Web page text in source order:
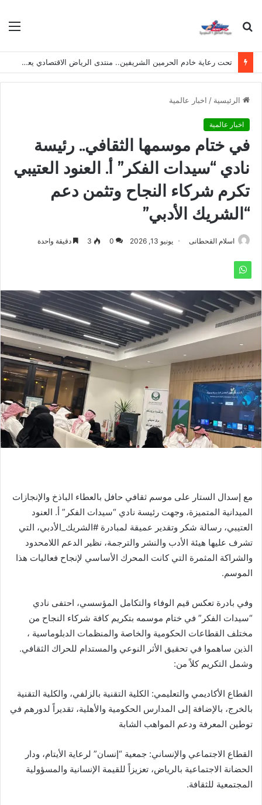
بحث
تحت رعاية خادم الحرمين الشريفين.. منتدى الرياض الاقتصادي يعقد دورته الـ(12) أكتوبر القادم
الرئيسية / اخبار عالمية
اخبار عالمية
في ختام موسمها الثقافي.. رئيسة
نادي “سيدات الفكر” أ. العنود العتيبي
تكرم شركاء النجاح وتثمن دعم
“الشريك الأدبي”
اسلام القحطانى يونيو 13, 2026 0
3 دقيقة واحدة
مع إسدال الستار على موسم ثقافي حافل بالعطاء الباذخ والإنجازات
الميدانية المتميزة، وجهت رئيسة نادي “سيدات الفكر” أ. العنود
العتيبي، رسالة شكر وتقدير عميقة لمبادرة #الشريك_الأدبي، التي
تشرف عليها هيئة الأدب والنشر والترجمة، نظير الدعم اللامحدود
والشراكة المثمرة التي كانت المحرك الأساسي لإنجاح فعاليات هذا
الموسم.
وفي بادرة تعكس قيم الوفاء والتكامل المؤسسي، احتفى نادي
“سيدات الفكر” في ختام موسمه بتكريم كافة شركاء النجاح من
مختلف القطاعات الحكومية والخاصة والمنظمات الدبلوماسية ،
الذين ساهموا في تحقيق الأثر النوعي والمستدام للحراك الثقافي.
وشمل التكريم كلاً من:
القطاع الأكاديمي والتعليمي: الكلية التقنية بالزلفي، والكلية التقنية
بالخرج، بالإضافة إلى المدارس الحكومية والأهلية، تقديراً لدورهم في
توطين المعرفة ودعم المواهب الشابة
القطاع الاجتماعي والإنساني: جمعية “إنسان” لرعاية الأيتام، ودار
الحضانة الاجتماعية بالرياض، تعزيزاً للقيمة الإنسانية والمسؤولية
المجتمعية للثقافة.